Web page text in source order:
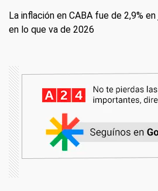
La inflación en CABA fue de 2,9%
en lo que va de 2026